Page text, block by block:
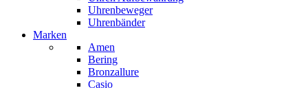
Uhrenbeweger
Uhrenbänder
Marken
Amen
Bering
Bronzallure
Casio